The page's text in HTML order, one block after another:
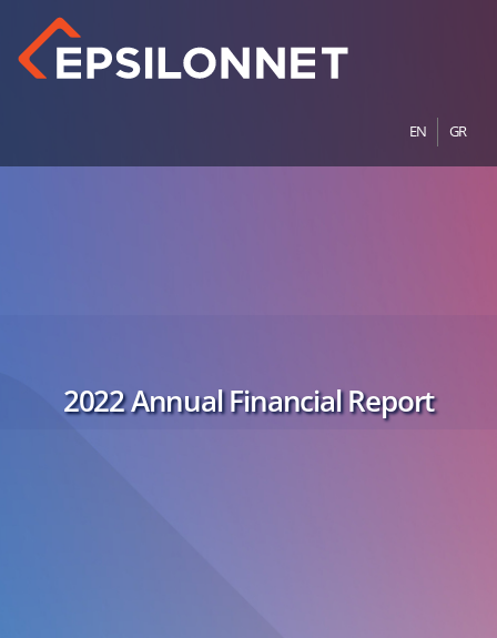
EN GR
2022 Annual Financial Report